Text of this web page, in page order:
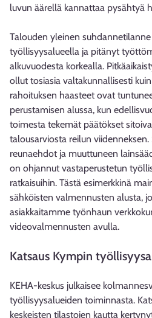
luvun äärellä kannattaa pysähtyä
Talouden yleinen
työllisyysalueella ja pitänyt
alkuvuodesta korkealla.
ollut tosiasia valtakunnallisesti
rahoituksen haasteet ovat
perustamisen alussa, kun
toimesta tekemät päätökset
talousarviosta reilun
reunaehdot ja muuttuneen
on ohjannut vastaperustetun
ratkaisuihin. Tästä esimerkkinä
sähköisten valmennusten alusta,
asiakkaitamme työnhaun
videovalmennusten avulla.
Katsaus Kympin
KEHA-keskus julkaisee
työllisyysalueiden toiminnasta.
keskeisten tilastojen kautta